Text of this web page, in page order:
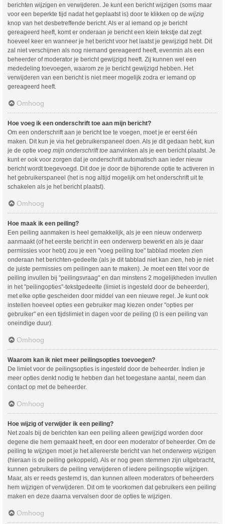
berichten wijzigen en verwijderen. Je kunt een bericht wijzigen (soms maar
voor een beperkte tijd nadat het geplaatst is) door te klikken op de wijzig
knop van het desbetreffende bericht. Als er al iemand op je bericht
gereageerd heeft, komt er onderaan je bericht een klein tekstje dat zegt
hoeveel keer en wanneer je het bericht voor het laatst je gewijzigd hebt. Dit
zal niet verschijnen als nog niemand gereageerd heeft, evenmin als een
beheerder of moderator je bericht gewijzigd heeft. Zij kunnen wel een
mededeling toevoegen, waarom ze je bericht gewijzigd hebben. Het
verwijderen van een bericht is niet meer mogelijk zodra er iemand op
gereageerd heeft.
Omhoog
Hoe voeg ik een onderschrift toe aan mijn bericht?
Om een onderschrift aan je bericht toe te voegen, moet je er eerst één
maken. Dit kun je via het gebruikerspaneel doen. Als je dit gedaan hebt, kun
je de optie voeg mijn onderschrift toe aanvinken als je een bericht plaatst. Je
kunt er ook voor zorgen dat je onderschrift automatisch aan ieder nieuw
bericht wordt toegevoegd. Dit doe je door de bijhorende optie te activeren in
het gebruikerspaneel (het is nog altijd mogelijk om het onderschrift uit te
schakelen als je het bericht plaatst).
Omhoog
Hoe maak ik een peiling?
Een peiling aanmaken is heel gemakkelijk, als je een nieuw onderwerp
aanmaakt (of het eerste bericht in een onderwerp bewerkt en als je daar
permissies voor hebt) zou je een "voeg peiling toe" tabblad moeten zien
onderaan het berichten-gedeelte (als je dit tabblad niet kan zien, heb je niet
de juiste permissies om peilingen aan te maken). Je moet een titel voor de
peiling invullen bij "peilingsvraag" en dan minstens 2 mogelijkheden invullen
in het "peilingopties"-tekstgedeelte (limiet is ingesteld door de beheerder),
met elke optie gescheiden door middel van een nieuwe regel. Je kunt ook
instellen hoeveel opties een gebruiker mag kiezen onder "opties per
gebruiker" en een tijdslimiet in dagen voor de peiling (0 is een peiling van
oneindige duur).
Omhoog
Waarom kan ik niet meer peilingsopties toevoegen?
De limiet voor de peilingsopties is ingesteld door de beheerder. Indien je
meer opties denkt nodig te hebben dan het toegestane aantal, neem dan
contact op met de beheerder.
Omhoog
Hoe wijzig of verwijder ik een peiling?
Net zoals bij de berichten kan een peiling alleen gewijzigd worden door
degene die hem gemaakt heeft, en door een moderator of beheerder. Om de
peiling te wijzigen moet je het allereerste bericht van het onderwerp wijzigen
(hieraan is de peiling gekoppeld). Als er nog geen stemmen zijn uitgebracht,
kunnen gebruikers de peiling verwijderen of iedere peilingsoptie wijzigen.
Maar, als er reeds gestemd is, dan kunnen alleen moderators of beheerders
hem wijzigen of verwijderen. Dit om te voorkomen dat gebruikers een peiling
maken en deze daarna vervalsen door de opties te wijzigen.
Omhoog